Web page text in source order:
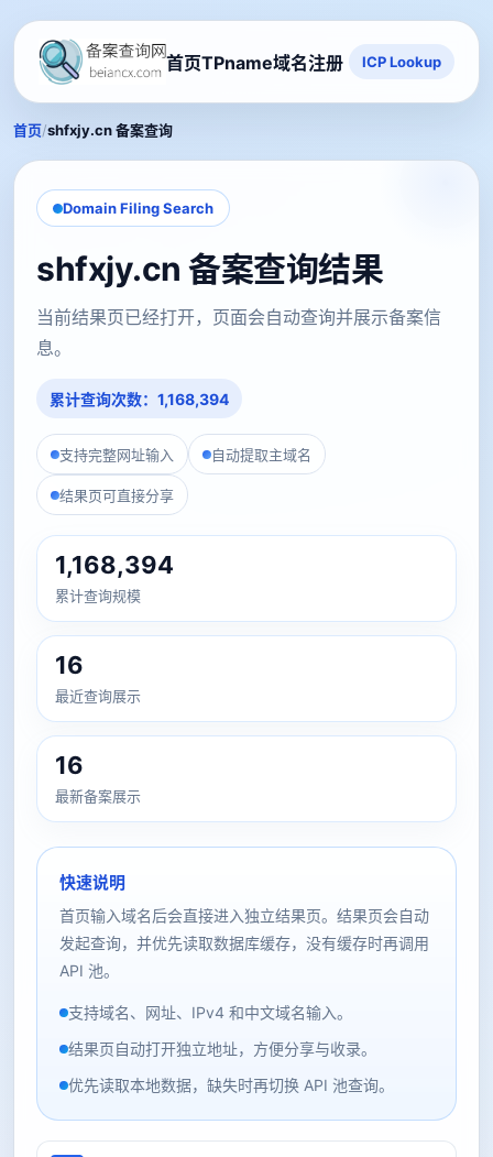
首页TPname域名注册 ICP Lookup
首页/shfxjy.cn 备案查询
Domain Filing Search
shfxjy.cn 备案查询结果
当前结果页已经打开，页面会自动查询并展示备案信
息。
累计查询次数：1,168,394
支持完整网址输入 自动提取主域名
结果页可直接分享
1,168,394
累计查询规模
16
最近查询展示
16
最新备案展示
快速说明
首页输入域名后会直接进入独立结果页。结果页会自动
发起查询，并优先读取数据库缓存，没有缓存时再调用
API 池。
支持域名、网址、IPv4 和中文域名输入。
结果页自动打开独立地址，方便分享与收录。
优先读取本地数据，缺失时再切换 API 池查询。